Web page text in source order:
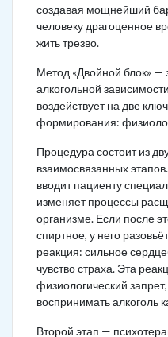
создавая мощнейший
человеку драгоценное
жить трезво.
Метод «Двойной блок» —
алкогольной
воздействует на две
формирования:
Процедура состоит из
взаимосвязанных
вводит пациенту
изменяет процессы
организме. Если после
спиртное, у него
реакция: сильное
чувство страха. Эта
физиологический
воспринимать алкоголь
Второй этап —